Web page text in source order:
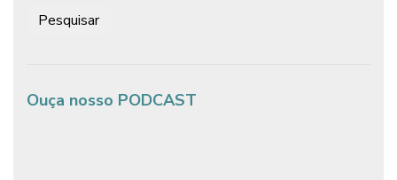
Ouça nosso PODCAST